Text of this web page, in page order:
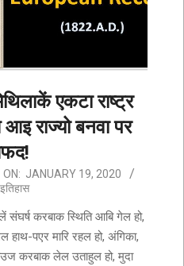
एकटा राष्ट्र
राज्यो बनवा पर
ON: JANUARY 19, 2020
इतिहास
करबाक स्थिति आबि गेल हो,
हाथ-पएर मारि रहल हो, अंगिका,
करबाक लेल उताहुल हो, मुदा